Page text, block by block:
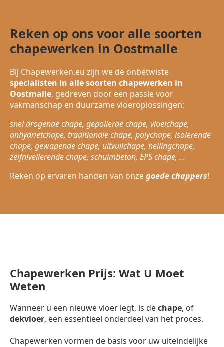
Reken op ons voor alle soorten
chapewerken in Oostmalle
Bij Chapewerken.eu zijn we de onbetwiste
specialisten in alle soorten chapewerken in
Oostmalle, gedreven door een passie voor
vakmanschap en duurzame vloeroplossingen:
snel drogende chape, gepolierde chape, vloeichape,
anhydrietchape, traditionale chape, polychape, isolerende
chape, gewapende chape, uitvuilchape, hellingchape,
zelfnivellerende chape, schuimbeton, EPS chape, ...
Reken op ervaren handen van onzegoede chappers!
Chapewerken Prijs: Wat U Moet
Weten
Wanneer u een nieuwe vloer legt, is dechape, of
dekvloer, een essentieel onderdeel van het proces.
Chapewerken vormen de basis voor uw uiteindelijke